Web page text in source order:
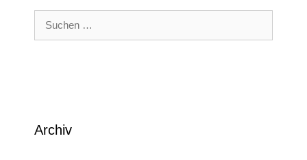
Suchen
nach:
Archiv